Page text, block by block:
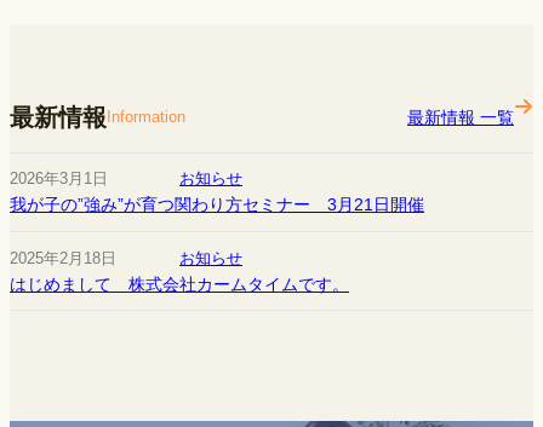
最新情報 Information 最新情報 一覧
2026年3月1日 お知らせ
我が子の”強み”が育つ関わり方セミナー 3月21日開催
2025年2月18日 お知らせ
はじめまして 株式会社カームタイムです。